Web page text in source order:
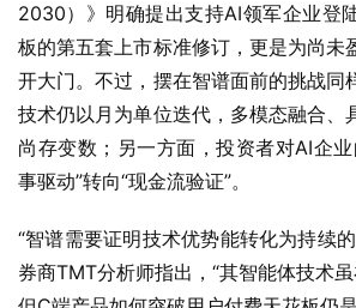
2030）》明确提出支持AI领军企业登
板的第五套上市标准修订，更是为尚未
开大门。不过，摆在智谱面前的挑战同
技术仍以月为单位迭代，多模态融合、
尚存变数；另一方面，投资者对AI企
事驱动”转向“现金流验证”。
“智谱需要证明技术优势能转化为持续
券商TMT分析师指出，“其智能体技术